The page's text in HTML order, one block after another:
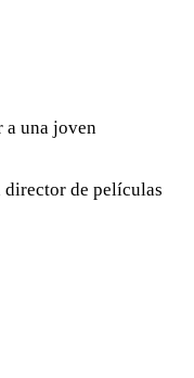
a una joven
director de películas